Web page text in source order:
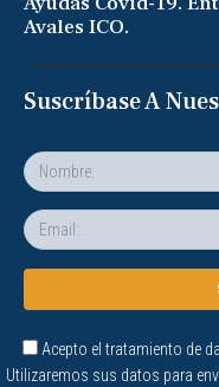
Avales ICO.
Suscríbase A
Acepto el tratamiento de
Utilizaremos sus datos para